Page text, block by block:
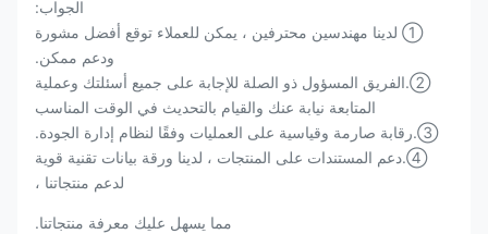
الجواب:
① لدينا مهندسين محترفين ، يمكن للعملاء توقع أفضل مشورة
ودعم ممكن.
②.الفريق المسؤول ذو الصلة للإجابة على جميع أسئلتك وعملية
المتابعة نيابة عنك والقيام بالتحديث في الوقت المناسب
③.رقابة صارمة وقياسية على العمليات وفقًا لنظام إدارة الجودة.
④.دعم المستندات على المنتجات ، لدينا ورقة بيانات تقنية قوية
لدعم منتجاتنا ،
مما يسهل عليك معرفة منتجاتنا.